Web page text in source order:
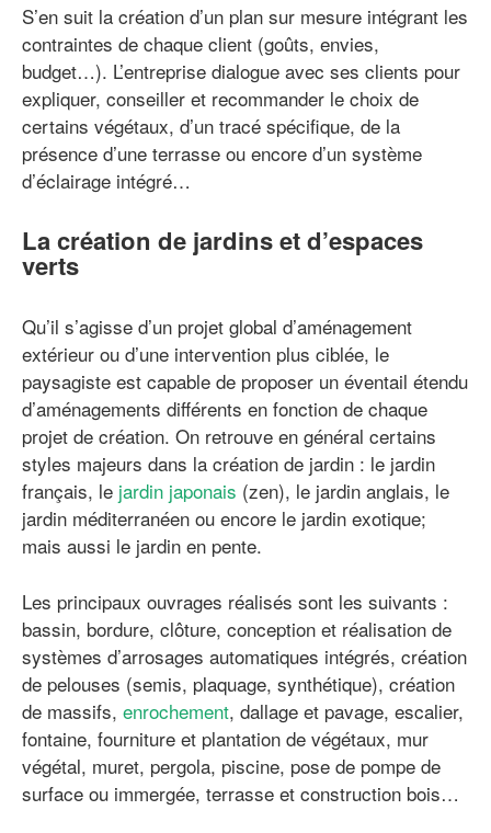
S’en suit la création d’un plan sur mesure intégrant les
contraintes de chaque client (goûts, envies,
budget…). L’entreprise dialogue avec ses clients pour
expliquer, conseiller et recommander le choix de
certains végétaux, d’un tracé spécifique, de la
présence d’une terrasse ou encore d’un système
d’éclairage intégré…
La création de jardins et d’espaces
verts
Qu’il s’agisse d’un projet global d’aménagement
extérieur ou d’une intervention plus ciblée, le
paysagiste est capable de proposer un éventail étendu
d’aménagements différents en fonction de chaque
projet de création. On retrouve en général certains
styles majeurs dans la création de jardin : le jardin
français, le jardin japonais (zen), le jardin anglais, le
jardin méditerranéen ou encore le jardin exotique;
mais aussi le jardin en pente.
Les principaux ouvrages réalisés sont les suivants :
bassin, bordure, clôture, conception et réalisation de
systèmes d’arrosages automatiques intégrés, création
de pelouses (semis, plaquage, synthétique), création
de massifs, enrochement, dallage et pavage, escalier,
fontaine, fourniture et plantation de végétaux, mur
végétal, muret, pergola, piscine, pose de pompe de
surface ou immergée, terrasse et construction bois…